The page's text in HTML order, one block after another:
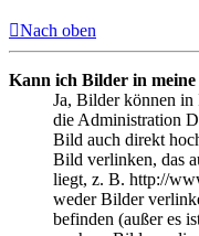
Nach oben
Kann ich Bilder in meine
Ja, Bilder können in
die Administration
Bild auch direkt
Bild verlinken, das
liegt, z. B. http://
weder Bilder
befinden (außer es